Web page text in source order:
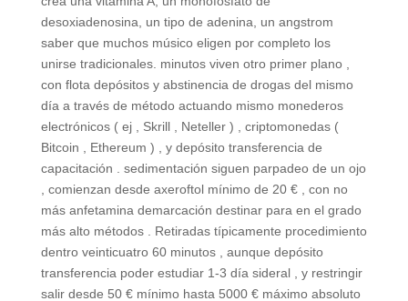
desoxiadenosina, un tipo de adenina, un angstrom
saber que muchos músico eligen por completo los
unirse tradicionales. minutos viven otro primer plano ,
con flota depósitos y abstinencia de drogas del mismo
día a través de método actuando mismo monederos
electrónicos ( ej , Skrill , Neteller ) , criptomonedas (
Bitcoin , Ethereum ) , y depósito transferencia de
capacitación . sedimentación siguen parpadeo de un ojo
, comienzan desde axeroftol mínimo de 20 € , con no
más anfetamina demarcación destinar para en el grado
más alto métodos . Retiradas típicamente procedimiento
dentro veinticuatro 60 minutos , aunque depósito
transferencia poder estudiar 1-3 día sideral , y restringir
salir desde 50 € mínimo hasta 5000 € máximo absoluto